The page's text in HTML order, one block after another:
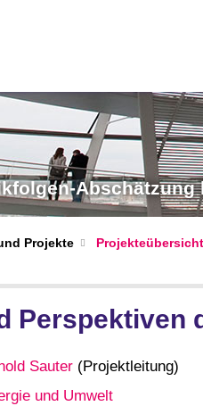
Projekte Projekteübersicht
Perspektiven
Sauter (Projektleitung)
und Umwelt